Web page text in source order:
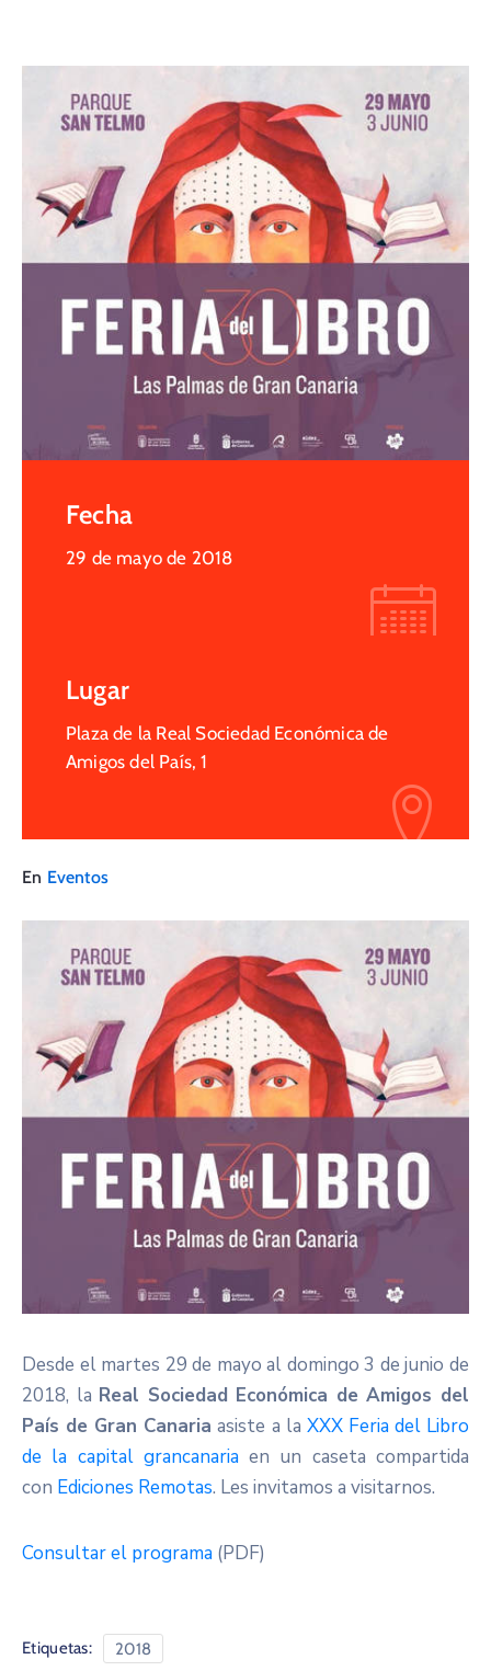
Fecha
29 de mayo de 2018
Lugar
Plaza de la Real Sociedad Económica de
Amigos del País, 1
En Eventos
Desde el martes 29 de mayo al domingo 3 de junio de
2018, la Real Sociedad Económica de Amigos del
País de Gran Canaria asiste a la XXX Feria del Libro
de la capital grancanariaen un caseta compartida
con Ediciones Remotas. Les invitamos a visitarnos.
Consultar el programa (PDF)
Etiquetas: 2018